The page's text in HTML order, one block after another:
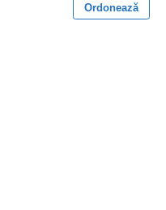
Ordonează